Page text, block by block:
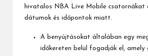
hivatalos NBA Live Mobile csatornákat
dátumok és időpontok miatt.
A benyújtásokat általában egy
időkereten belül fogadják el, amely